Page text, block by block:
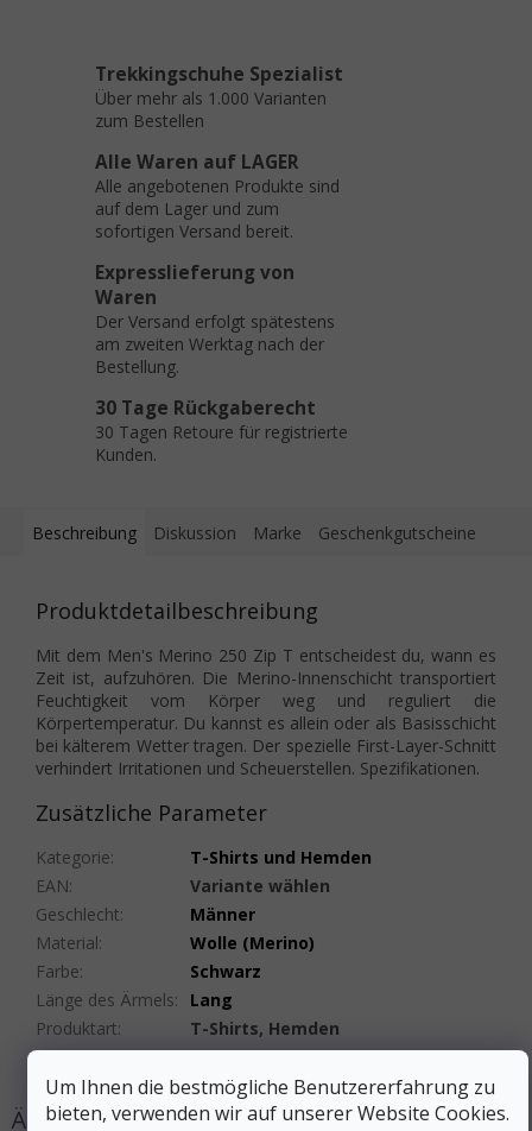
Um Ihnen die bestmögliche Benutzererfahrung zu
bieten, verwenden wir auf unserer Website Cookies.
Trekkingschuhe Spezialist
Über mehr als 1.000 Varianten
zum Bestellen
Alle Waren auf LAGER
Alle angebotenen Produkte sind
auf dem Lager und zum
sofortigen Versand bereit.
Expresslieferung von
Waren
Der Versand erfolgt spätestens
am zweiten Werktag nach der
Bestellung.
30 Tage Rückgaberecht
30 Tagen Retoure für registrierte
Kunden.
Beschreibung Diskussion Marke Geschenkgutscheine
Produktdetailbeschreibung
Mit dem Men's Merino 250 Zip T entscheidest du, wann es
Zeit ist, aufzuhören. Die Merino-Innenschicht transportiert
Feuchtigkeit vom Körper weg und reguliert die
Körpertemperatur. Du kannst es allein oder als Basisschicht
bei kälterem Wetter tragen. Der spezielle First-Layer-Schnitt
verhindert Irritationen und Scheuerstellen. Spezifikationen.
Zusätzliche Parameter
Kategorie:
T-Shirts und Hemden
EAN:
Variante wählen
Geschlecht:
Männer
Material:
Wolle (Merino)
Farbe:
Schwarz
Länge des Ärmels:
Lang
Produktart:
T-Shirts, Hemden
#sizes_table#: hidden